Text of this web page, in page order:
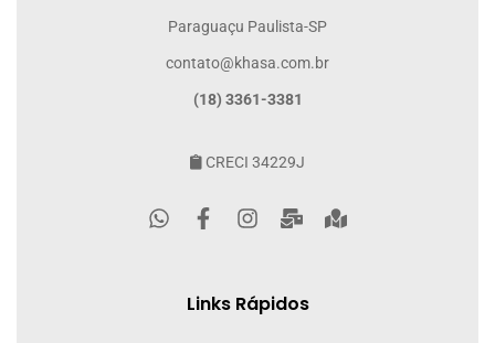
Paraguaçu Paulista-SP
contato@khasa.com.br
(18) 3361-3381
CRECI 34229J
Links Rápidos